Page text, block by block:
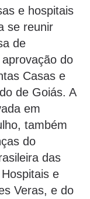
e hospitais
se reunir
de
do
Casas e
de Goiás. A
em
também
do
das
e
Veras, e do